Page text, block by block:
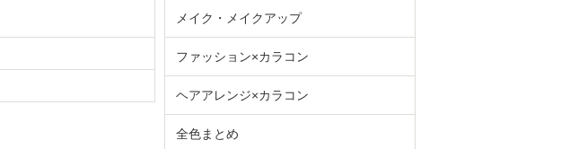
メイク・メイクアップ
ファッション×カラコン
ヘアアレンジ×カラコン
全色まとめ